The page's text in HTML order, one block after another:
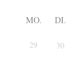
MO. DI.
29 30